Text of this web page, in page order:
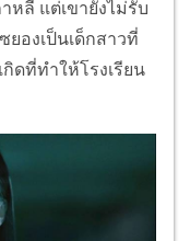
หลี แต่เขายังไม่รับ
องเป็นเด็กสาวที่
ดที่ทำให้โรงเรียน